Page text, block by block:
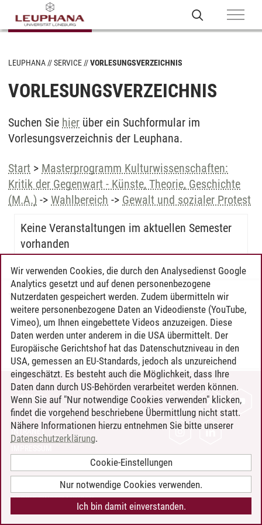
LEUPHANA SERVICE VORLESUNGSVERZEICHNIS
VORLESUNGSVERZEICHNIS
Suchen Sie hier über ein Suchformular im
Vorlesungsverzeichnis der Leuphana.
Start > Masterprogramm Kulturwissenschaften:
Kritik der Gegenwart - Künste, Theorie, Geschichte
(M.A.) -> Wahlbereich -> Gewalt und sozialer Protest
Keine Veranstaltungen im aktuellen Semester
vorhanden
Timo Leder/30.06.2024
KONTAKT
LEUPHANA ALS ARBEITGEBER
INTRANET
BARRIEREFREIHEIT
COOKIE-EINSTELLUNGEN
Wir verwenden Cookies, die durch den Analysedienst Google
Analytics gesetzt und auf denen personenbezogene
Nutzerdaten gespeichert werden. Zudem übermitteln wir
weitere personenbezogene Daten an Videodienste (YouTube,
Vimeo), um Ihnen eingebettete Videos anzuzeigen. Diese
Daten werden unter anderem in die USA übermittelt. Der
Europäische Gerichtshof hat das Datenschutzniveau in den
USA, gemessen an EU-Standards, jedoch als unzureichend
eingeschätzt. Es besteht auch die Möglichkeit, dass Ihre
Daten dann durch US-Behörden verarbeitet werden können.
Wenn Sie auf "Nur notwendige Cookies verwenden" klicken,
findet die vorgehend beschriebene Übermittlung nicht statt.
Nähere Informationen hierzu entnehmen Sie bitte unserer
Datenschutzerklärung.
Cookie-Einstellungen
Nur notwendige Cookies verwenden.
Ich bin damit einverstanden.